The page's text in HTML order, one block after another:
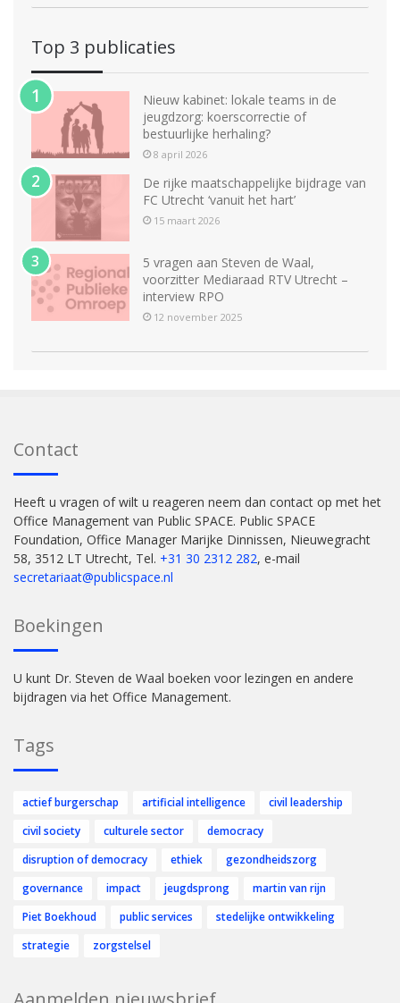
Top 3 publicaties
Nieuw kabinet: lokale teams in de
jeugdzorg: koerscorrectie of
bestuurlijke herhaling?
8 april 2026
De rijke maatschappelijke bijdrage van
FC Utrecht ‘vanuit het hart’
15 maart 2026
5 vragen aan Steven de Waal,
voorzitter Mediaraad RTV Utrecht –
interview RPO
12 november 2025
Contact
Heeft u vragen of wilt u reageren neem dan contact op met het
Office Management van Public SPACE. Public SPACE
Foundation, Office Manager Marijke Dinnissen, Nieuwegracht
58, 3512 LT Utrecht, Tel. +31 30 2312 282, e-mail
secretariaat@publicspace.nl
Boekingen
U kunt Dr. Steven de Waal boeken voor lezingen en andere
bijdragen via het Office Management.
Tags
actief burgerschap artificial intelligence
civil leadership
civil society
culturele sector
democracy
disruption of democracy
ethiek
gezondheidszorg
governance
impact jeugdsprong
martin van rijn
Piet Boekhoud
public services
stedelijke ontwikkeling
strategie
zorgstelsel